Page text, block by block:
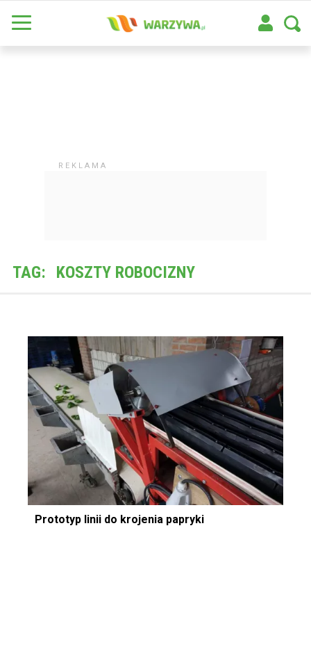
TAG: KOSZTY ROBOCIZNY
Prototyp linii do krojenia papryki